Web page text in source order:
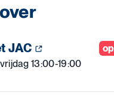
JAC
13:00-19:00